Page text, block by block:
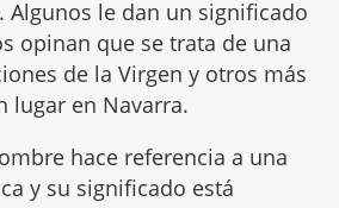
Algunos le dan un significado
opinan que se trata de una
de la Virgen y otros más
lugar en Navarra.
hace referencia a una
y su significado está